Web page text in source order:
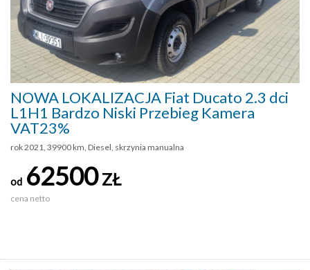
NOWA LOKALIZACJA Fiat Ducato 2.3 dci
L1H1 Bardzo Niski Przebieg Kamera
VAT23%
rok 2021, 39900 km, Diesel, skrzynia manualna
od 62500ZŁ
cena netto